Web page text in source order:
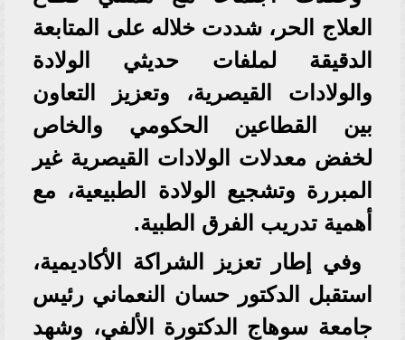
العلاج الحر، شددت خلاله على المتابعة
الدقيقة لملفات حديثي الولادة
والولادات القيصرية، وتعزيز التعاون
بين القطاعين الحكومي والخاص
لخفض معدلات الولادات القيصرية غير
المبررة وتشجيع الولادة الطبيعية، مع
أهمية تدريب الفرق الطبية.
وفي إطار تعزيز الشراكة الأكاديمية،
استقبل الدكتور حسان النعماني رئيس
جامعة سوهاج الدكتورة الألفي، وشهد